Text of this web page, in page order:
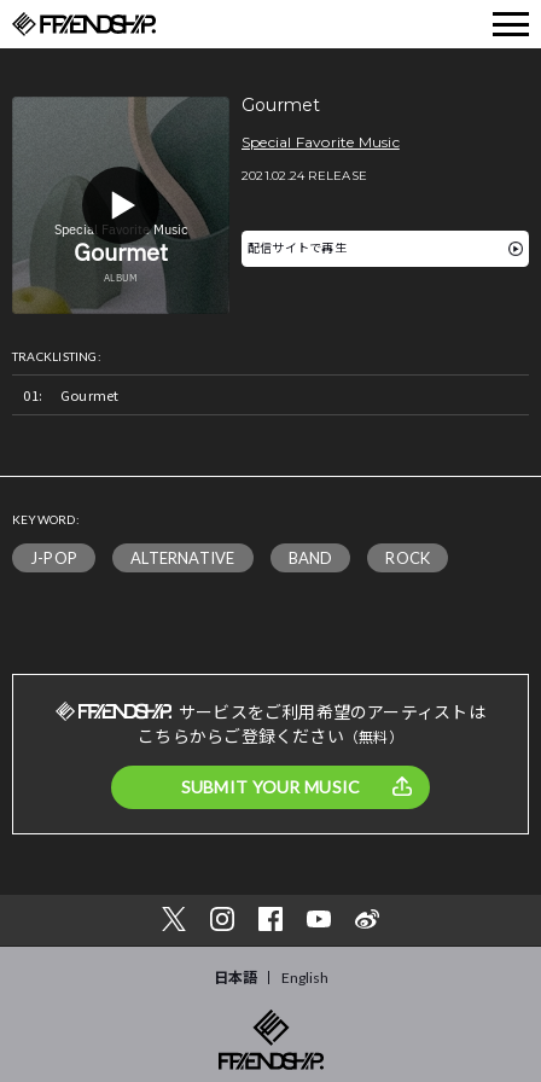
Gourmet
Special Favorite Music
2021.02.24 RELEASE
配信サイトで再生
TRACKLISTING:
Gourmet
KEYWORD:
J-POP ALTERNATIVE BAND ROCK
サービスをご利用希望のアーティストは
こちらからご登録ください （無料）
SUBMIT YOUR MUSIC
日本語 English